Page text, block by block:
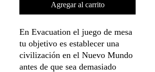
Agregar al carrito
En Evacuation el juego de mesa
tu objetivo es establecer una
civilización en el Nuevo Mundo
antes de que sea demasiado